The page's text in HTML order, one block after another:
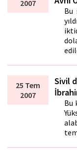
2007
Bu
25 Tem
2007
Sivil
Bu